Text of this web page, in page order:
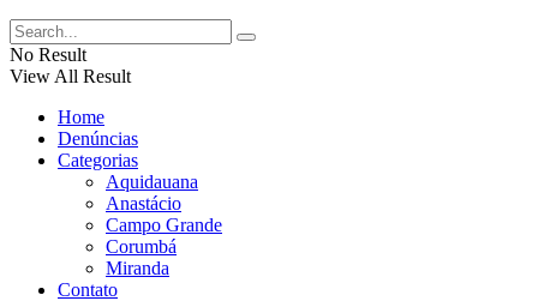
No Result
View All Result
Home
Denúncias
Categorias
Aquidauana
Anastácio
Campo Grande
Corumbá
Miranda
Contato